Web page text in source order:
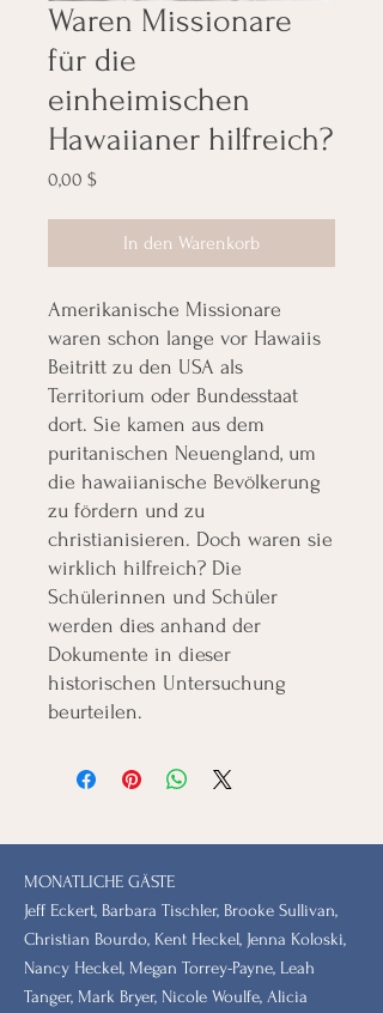
Waren Missionare
für die
einheimischen
Hawaiianer hilfreich?
0,00 $Preis
In den Warenkorb
Amerikanische Missionare
waren schon lange vor Hawaiis
Beitritt zu den USA als
Territorium oder Bundesstaat
dort. Sie kamen aus dem
puritanischen Neuengland, um
die hawaiianische Bevölkerung
zu fördern und zu
christianisieren. Doch waren sie
wirklich hilfreich? Die
Schülerinnen und Schüler
werden dies anhand der
Dokumente in dieser
historischen Untersuchung
beurteilen.
MONATLICHE GÄSTE
Jeff Eckert, Barbara Tischler, Brooke Sullivan,
Christian Bourdo, Kent Heckel, Jenna Koloski,
Nancy Heckel, Megan Torrey-Payne, Leah
Tanger, Mark Bryer, Nicole Woulfe, Alicia